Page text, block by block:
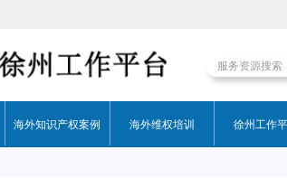
海外知识产权案例 海外维权培训 徐州工作